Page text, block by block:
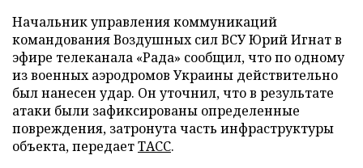
Начальник управления коммуникаций
командования Воздушных сил ВСУ Юрий Игнат в
эфире телеканала «Рада» сообщил, что по одному
из военных аэродромов Украины действительно
был нанесен удар. Он уточнил, что в результате
атаки были зафиксированы определенные
повреждения, затронута часть инфраструктуры
объекта, передаетТАСС.